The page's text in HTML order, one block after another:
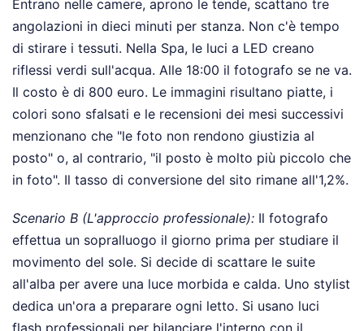
Entrano nelle camere, aprono le tende, scattano tre
angolazioni in dieci minuti per stanza. Non c'è tempo
di stirare i tessuti. Nella Spa, le luci a LED creano
riflessi verdi sull'acqua. Alle 18:00 il fotografo se ne va.
Il costo è di 800 euro. Le immagini risultano piatte, i
colori sono sfalsati e le recensioni dei mesi successivi
menzionano che "le foto non rendono giustizia al
posto" o, al contrario, "il posto è molto più piccolo che
in foto". Il tasso di conversione del sito rimane all'1,2%.
Scenario B (L'approccio professionale): Il fotografo
effettua un sopralluogo il giorno prima per studiare il
movimento del sole. Si decide di scattare le suite
all'alba per avere una luce morbida e calda. Uno stylist
dedica un'ora a preparare ogni letto. Si usano luci
flash professionali per bilanciare l'interno con il